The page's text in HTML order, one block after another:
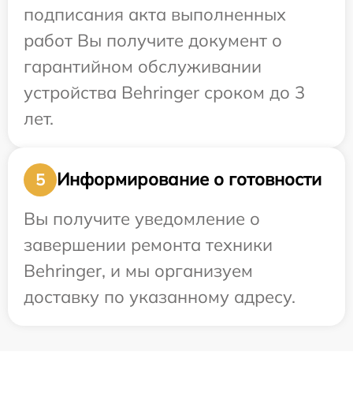
подписания акта выполненных
работ Вы получите документ о
гарантийном обслуживании
устройства Behringer сроком до 3
лет.
5
Информирование о готовности
Вы получите уведомление о
завершении ремонта техники
Behringer, и мы организуем
доставку по указанному адресу.